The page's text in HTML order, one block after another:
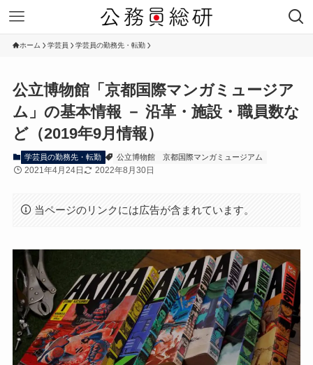
ホーム 学芸員 学芸員の勤務先・転勤
公立博物館「京都国際マンガミュージア
ム」の基本情報 － 沿革・施設・職員数な
ど（2019年9月情報）
学芸員の勤務先・転勤 公立博物館 京都国際マンガミュージアム
2021年4月24日 2022年8月30日
当ページのリンクには広告が含まれています。